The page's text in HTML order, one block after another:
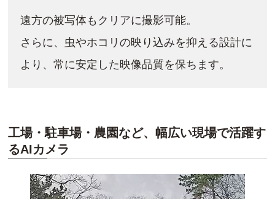
遠方の被写体もクリアに撮影可能。
さらに、虫やホコリの映り込みを抑える設計に
より、常に安定した映像品質を保ちます。
工場・駐車場・農園など、幅広い現場で活躍す
るAIカメラ